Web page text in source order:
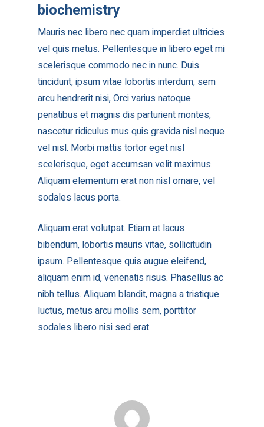
biochemistry
Mauris nec libero nec quam imperdiet ultricies
vel quis metus. Pellentesque in libero eget mi
scelerisque commodo nec in nunc. Duis
tincidunt, ipsum vitae lobortis interdum, sem
arcu hendrerit nisi, Orci varius natoque
penatibus et magnis dis parturient montes,
nascetur ridiculus mus quis gravida nisl neque
vel nisl. Morbi mattis tortor eget nisl
scelerisque, eget accumsan velit maximus.
Aliquam elementum erat non nisl ornare, vel
sodales lacus porta.
Aliquam erat volutpat. Etiam at lacus
bibendum, lobortis mauris vitae, sollicitudin
ipsum. Pellentesque quis augue eleifend,
aliquam enim id, venenatis risus. Phasellus ac
nibh tellus. Aliquam blandit, magna a tristique
luctus, metus arcu mollis sem, porttitor
sodales libero nisi sed erat.